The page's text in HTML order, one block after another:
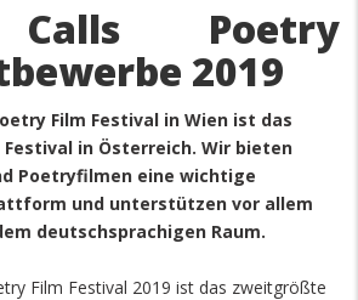
Poetry
2019
Film Festival in Wien ist das
in Österreich. Wir bieten
Poetryfilmen eine wichtige
und unterstützen vor allem
deutschsprachigen Raum.
Film Festival 2019 ist das zweitgrößte